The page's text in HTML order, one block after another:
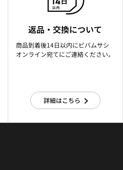
返品・交換について
商品到着後14日以内にビバムサシ
オンライン宛てにご連絡ください。
詳細はこちら